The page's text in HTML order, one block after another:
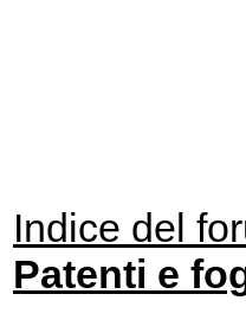
Indice del
Patenti e